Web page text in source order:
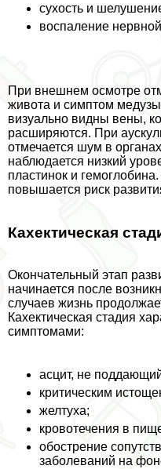
сухость и
воспаление
При внешнем осмотре
живота и симптом
визуально видны вены,
расширяются. При
отмечается шум в
наблюдается низкий
пластинок и
повышается риск
Кахектическая
Окончательный этап
начинается после
случаев жизнь
Кахектическая стадия
симптомами:
асцит, не
критическим
желтуха;
кровотечения в
обострение
заболеваний на